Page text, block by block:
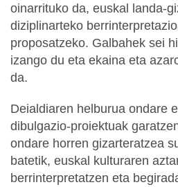
oinarrituko da, euskal landa-
diziplinarteko
proposatzeko. Galbahek sei
izango du eta ekaina eta
da.
Deialdiaren helburua ondare
dibulgazio-proiektuak
ondare horren gizarteratzea
batetik, euskal kulturaren
berrinterpretatzen eta